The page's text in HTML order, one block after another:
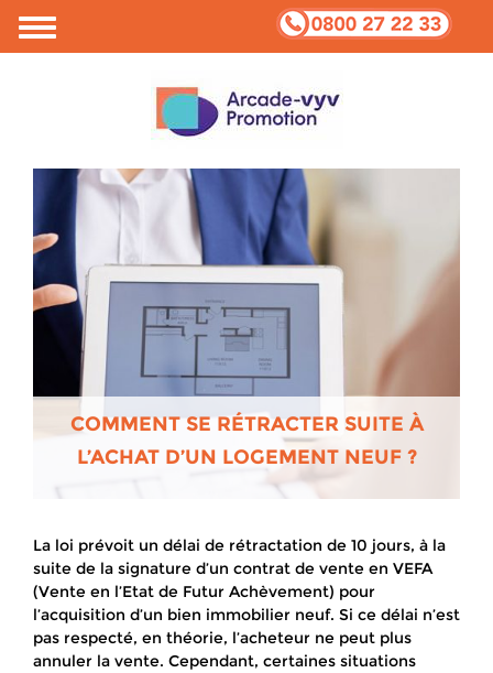
COMMENT SE RÉTRACTER SUITE À
L’ACHAT D’UN LOGEMENT NEUF ?
La loi prévoit un délai de rétractation de 10 jours, à la
suite de la signature d’un contrat de vente en VEFA
(Vente en l’Etat de Futur Achèvement) pour
l’acquisition d’un bien immobilier neuf. Si ce délai n’est
pas respecté, en théorie, l’acheteur ne peut plus
annuler la vente. Cependant, certaines situations